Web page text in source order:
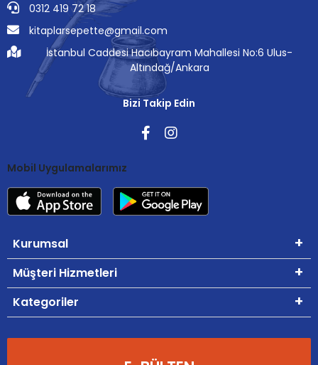
0312 419 72 18
kitaplarsepette@gmail.com
İstanbul Caddesi Hacıbayram Mahallesi No:6 Ulus-
Altındağ/Ankara
Bizi Takip Edin
Mobil Uygulamalarımız
Kurumsal
Müşteri Hizmetleri
Kategoriler